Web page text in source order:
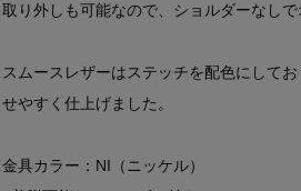
取り外しも可能なので、ショルダーなし
スムースレザーはステッチを配色にして
せやすく仕上げました。
金具カラー：NI（ニッケル）